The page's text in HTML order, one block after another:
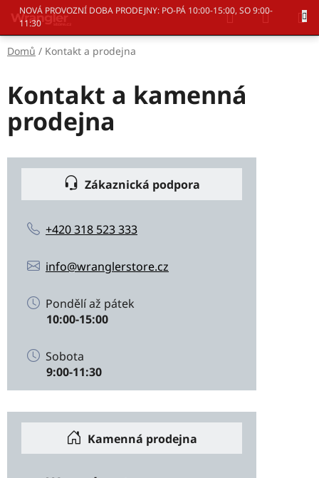
Přejít
obsah
NOVÁ PROVOZNÍ DOBA PRODEJNY: PO-PÁ 10:00-15:00, SO 9:00-
11:30
Hledat
KOŠÍK
Domů / Kontakt a prodejna
Kontakt a kamenná
prodejna
Zákaznická podpora
+420 318 523 333
info@wranglerstore.cz
Pondělí až pátek
10:00-15:00
Sobota
9:00-11:30
Kamenná prodejna